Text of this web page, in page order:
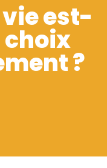
est-
choix
?